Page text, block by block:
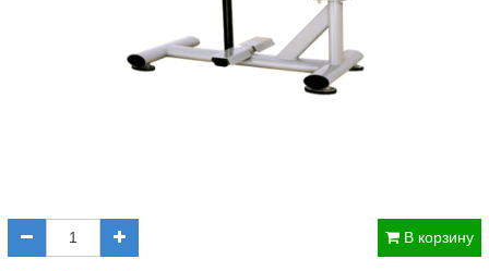
В корзину